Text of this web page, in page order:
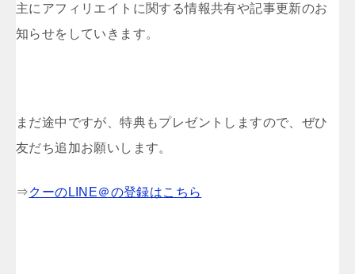
主にアフィリエイトに関する情報共有や記事更新のお
知らせをしていきます。
まだ途中ですが、特典もプレゼントしますので、ぜひ
友だち追加お願いします。
⇒クーのLINE＠の登録はこちら